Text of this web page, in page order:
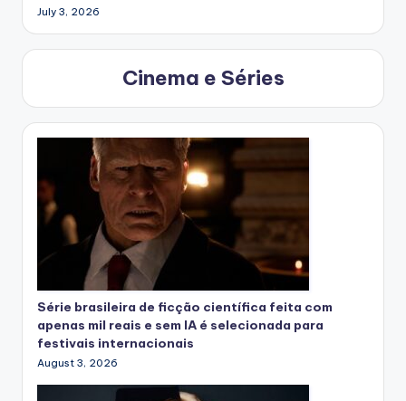
July 3, 2026
Cinema e Séries
Série brasileira de ficção científica feita com
apenas mil reais e sem IA é selecionada para
festivais internacionais
August 3, 2026